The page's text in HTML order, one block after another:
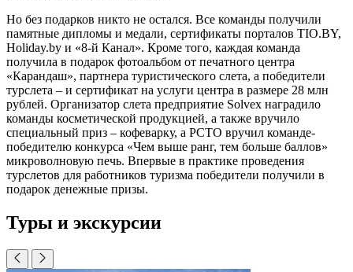
Но без подарков никто не остался. Все команды получили
памятные дипломы и медали, сертификаты порталов TIO.BY,
Holiday.by и «8-й Канал». Кроме того, каждая команда
получила в подарок фотоальбом от печатного центра
«Карандаш», партнера туристического слета, а победители
турслета – и сертификат на услуги центра в размере 28 млн
рублей. Организатор слета предприятие Solvex наградило
команды косметической продукцией, а также вручило
специальный приз – кофеварку, а РСТО вручил команде-
победителю конкурса «Чем выше ранг, тем больше баллов»
микроволновую печь. Впервые в практике проведения
турслетов для работников туризма победители получили в
подарок денежные призы.
Туры и экскурсии